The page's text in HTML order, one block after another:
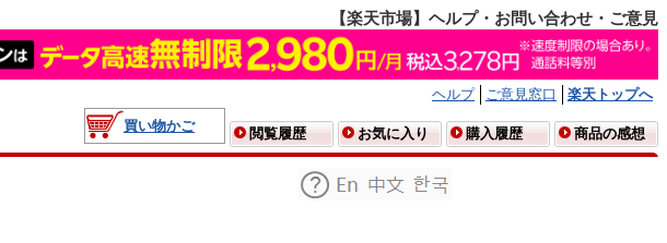
【楽天市場】ヘルプ・お問い合わせ・ご意見
ヘルプ ご意見窓口
楽天トップへ
買い物かご
閲覧履歴 お気に入り 購入履歴 商品の感想